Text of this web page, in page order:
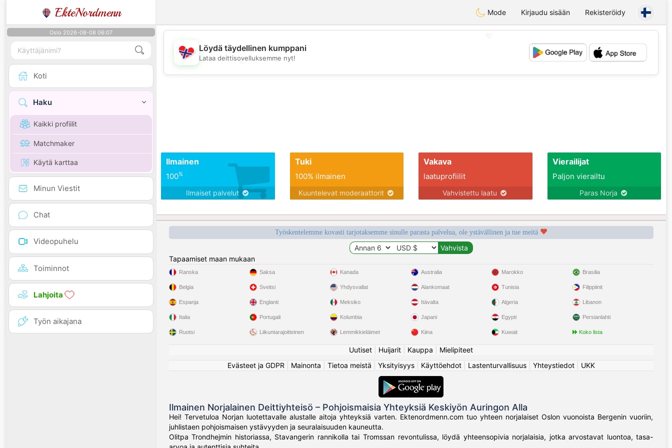
EkteNordmenn Mode Kirjaudu sisään Rekisteröidy
Oslo 2026-08-08 06:07
Koti
Haku
Kaikki profiilit
Matchmaker
Käytä karttaa
Minun Viestit
Chat
Videopuhelu
Toiminnot
Lahjoita
Työn aikajana
💖
💕
Löydä täydellinen kumppani
Lataa deittisovelluksemme nyt!
Ilmainen
100%
Ilmaiset palvelut
Tuki
100% ilmainen
Kuuntelevat moderaattorit
Vakava
laatuprofiilit
Vahvistettu laatu
Vierailijat
Paljon vierailtu
Paras Norja
Työskentelemme kovasti tarjotaksemme sinulle parasta palvelua, ole ystävällinen ja tue meitä
Tapaamiset maan mukaan
Ranska
Belgia
Espanja
Italia
Ruotsi
Saksa
Sveitsi
Englanti
Portugali
Liikuntarajoitteinen
Kanada
Yhdysvallat
Meksiko
Kolumbia
Lemmikkieläimet
Australia
Alankomaat
Itävalta
Japani
Kiina
Marokko
Tunisia
Algeria
Egypti
Kuwait
Brasilia
Filippiinit
Libanon
Persianlahti
Koko lista
Uutiset Huijarit Kauppa
Mielipiteet
Evästeet ja GDPR
Mainonta Tietoa meistä Yksityisyys| Käyttöehdot| Lastenturvallisuus| Yhteystiedot| UKK
Ilmainen Norjalainen Deittiyhteisö – Pohjoismaisia Yhteyksiä Keskiyön Auringon Alla
Hei! Tervetuloa Norjan luotettavalle alustalle aitoja yhteyksiä varten. Ektenordmenn.com tuo yhteen norjalaiset Oslon vuonoista Bergenin vuoriin,
juhlistaen pohjoismaisen ystävyyden ja seuralaisuuden kauneutta.
Olitpa Trondhejmin historiassa, Stavangerin rannikolla tai Tromssan revontulissa, löydä yhteensopivia norjalaisia, jotka arvostavat luontoa, tasa-